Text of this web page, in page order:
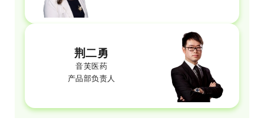
荆二勇
音芙医药
产品部负责人